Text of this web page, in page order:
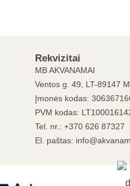
Rekvizitai
MB AKVANAMAI
Ventos g. 49, LT-89147
Įmonės kodas:
PVM kodas:
Tel. nr.: +370 626 87327
El. paštas: